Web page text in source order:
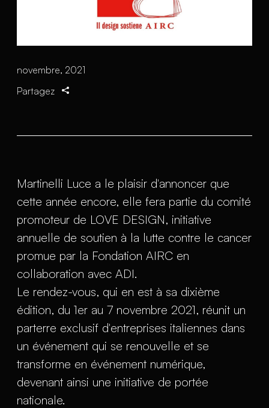
novembre, 2021
Partagez
Martinelli Luce a le plaisir d'annoncer que
cette année encore, elle fera partie du comité
promoteur de LOVE DESIGN, initiative
annuelle de soutien à la lutte contre le cancer
promue par la Fondation AIRC en
collaboration avec ADI.
Le rendez-vous, qui en est à sa dixième
édition, du 1er au 7 novembre 2021, réunit un
parterre exclusif d'entreprises italiennes dans
un événement qui se renouvelle et se
transforme en événement numérique,
devenant ainsi une initiative de portée
nationale.